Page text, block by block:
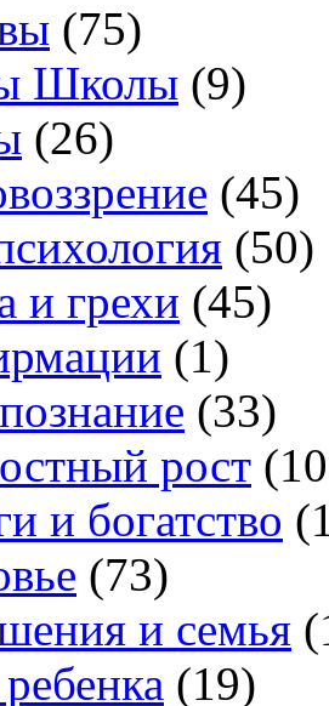
(75)
Школы (9)
(26)
(45)
(50)
и грехи (45)
(1)
(33)
рост
и богатство
(73)
и семья
(19)